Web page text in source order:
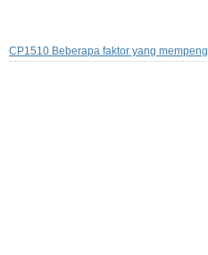
CP1510 Beberapa faktor yang